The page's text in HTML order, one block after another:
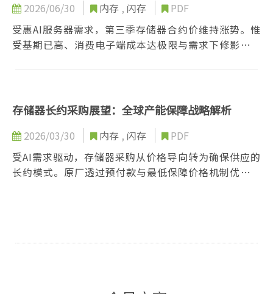
2026/06/30 内存 , 闪存
PDF
受惠AI服务器需求，第三季存储器合约价维持涨势。惟
受基期已高、消费电子端成本达极限与需求下修影响，
存储器长约采购展望：全球产能保障战略解析
2026/03/30 内存 , 闪存
PDF
受AI需求驱动，存储器采购从价格导向转为确保供应的
长约模式。原厂透过预付款与最低保障价格机制优化产